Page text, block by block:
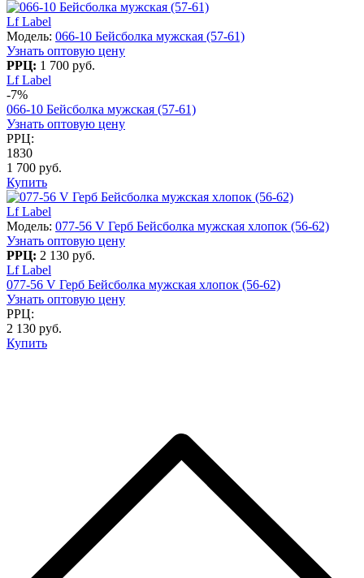
Lf Label
Модель: 066-10 Бейсболка мужская (57-61)
Узнать оптовую цену
РРЦ: 1 700 руб.
Lf Label
-7%
066-10 Бейсболка мужская (57-61)
Узнать оптовую цену
РРЦ:
1830
1 700 руб.
Купить
Lf Label
Модель: 077-56 V Герб Бейсболка мужская хлопок (56-62)
Узнать оптовую цену
РРЦ: 2 130 руб.
Lf Label
077-56 V Герб Бейсболка мужская хлопок (56-62)
Узнать оптовую цену
РРЦ:
2 130 руб.
Купить